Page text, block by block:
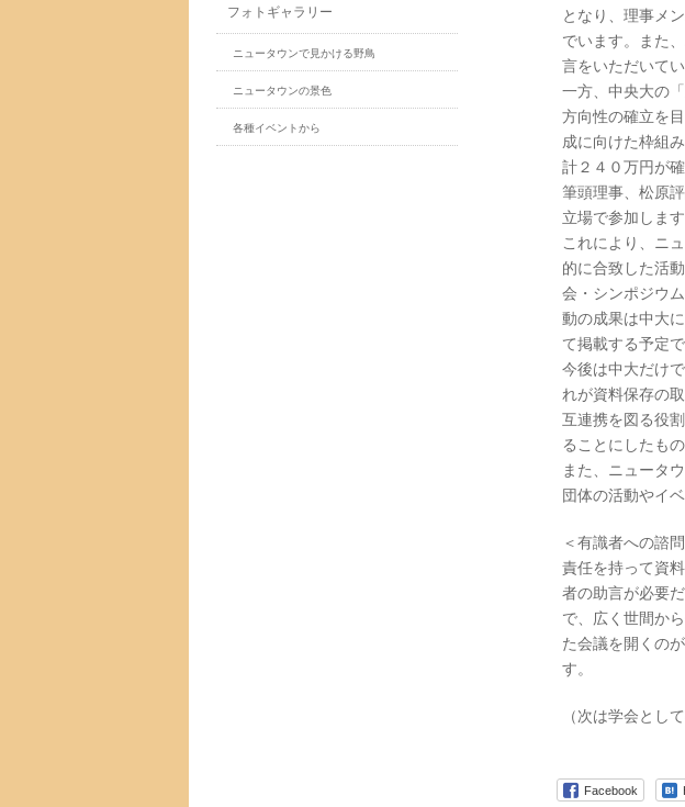
となり、理事メ
でいます。また
言をいただいてい
一方、中央大の
方向性の確立を
成に向けた枠組
計２４０万円が
筆頭理事、松原
立場で参加しま
これにより、ニ
的に合致した活
会・シンポジウ
動の成果は中大
て掲載する予定で
今後は中大だけ
れが資料保存の
互連携を図る役
ることにしたもの
また、ニュータ
団体の活動やイ
＜有識者への諮問
責任を持って資
者の助言が必要
で、広く世間か
た会議を開くの
す。
（次は学会とし
Facebook
フォトギャラリー
ニュータウンで見かける野鳥
ニュータウンの景色
各種イベントから